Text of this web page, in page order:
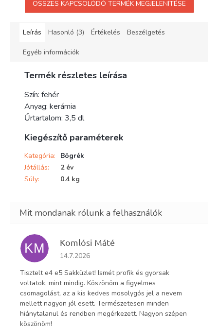
ÖSSZES KAPCSOLÓDÓ TERMÉK MEGJELENÍTÉSE
Leírás Hasonló (3) Értékelés Beszélgetés
Egyéb információk
Termék részletes leírása
Szín: fehér
Anyag: kerámia
Űrtartalom: 3,5 dl
Kiegészítő paraméterek
Kategória:
Bögrék
Jótállás:
2 év
Súly: 0.4 kg
KM Komlósi Máté
Az áruház értékelése 5-ből 5 csillag.
14.7.2026
Tisztelt e4 e5 Sakküzlet! Ismét profik és gyorsak
voltatok, mint mindig. Köszönöm a figyelmes
csomagolást, az a kis kedves mosolygós jel a nevem
mellett nagyon jól esett. Természetesen minden
hiánytalanul és rendben megérkezett. Nagyon szépen
köszönöm!